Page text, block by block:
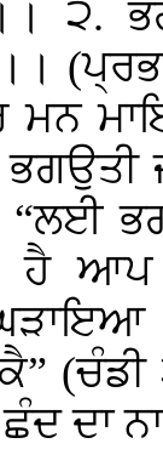
੨.
ਮਨ
ਭਗਉਤੀ
“ਲਈ
ਹੈ ਆਪ
ਦਾ